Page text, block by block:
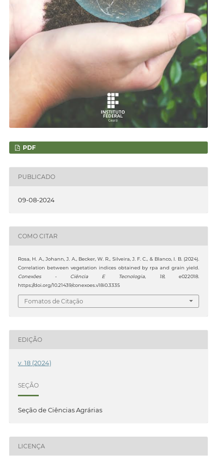
PDF
PUBLICADO
09-08-2024
COMO CITAR
Rosa, H. A., Johann, J. A., Becker, W. R., Silveira, J. F. C., & Blanco, I. B. (2024).
Correlation between vegetation indices obtained by rpa and grain yield.
Conexões - Ciência E Tecnologia, 18, e022018.
https://doi.org/10.21439/conexoes.v18i0.3335
Fomatos de Citação
EDIÇÃO
v. 18 (2024)
SEÇÃO
Seção de Ciências Agrárias
LICENÇA